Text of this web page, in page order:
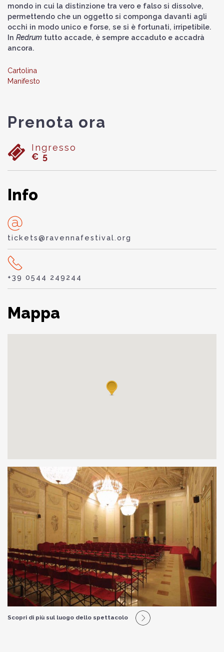
mondo in cui la distinzione tra vero e falso si dissolve,
permettendo che un oggetto si componga davanti agli
occhi in modo unico e forse, se si è fortunati, irripetibile.
In Redrum tutto accade, è sempre accaduto e accadrà
ancora.
Cartolina
Manifesto
Prenota ora
Ingresso
€ 5
Info
tickets@ravennafestival.org
+39 0544 249244
Mappa
Scopri di più sul luogo dello spettacolo